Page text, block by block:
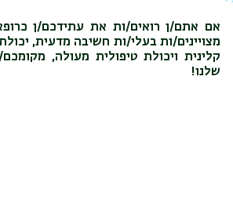
אם אתם/ן רואים/ות את עתידכם/ן
מצויינים/ות בעלי/ות חשיבה מדעית,
קלינית ויכולת טיפולית מעולה,
שלנו!